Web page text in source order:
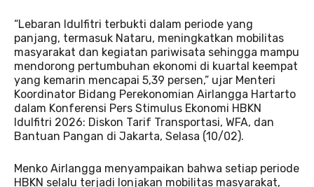
“Lebaran Idulfitri terbukti dalam periode yang
panjang, termasuk Nataru, meningkatkan mobilitas
masyarakat dan kegiatan pariwisata sehingga mampu
mendorong pertumbuhan ekonomi di kuartal keempat
yang kemarin mencapai 5,39 persen,” ujar Menteri
Koordinator Bidang Perekonomian Airlangga Hartarto
dalam Konferensi Pers Stimulus Ekonomi HBKN
Idulfitri 2026: Diskon Tarif Transportasi, WFA, dan
Bantuan Pangan di Jakarta, Selasa (10/02).
Menko Airlangga menyampaikan bahwa setiap periode
HBKN selalu terjadi lonjakan mobilitas masyarakat,